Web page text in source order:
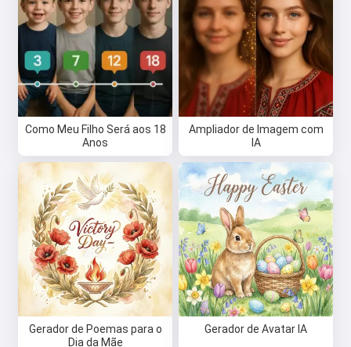
Como Meu Filho Será aos 18
Anos
Ampliador de Imagem com
IA
Gerador de Poemas para o
Dia da Mãe
Gerador de Avatar IA